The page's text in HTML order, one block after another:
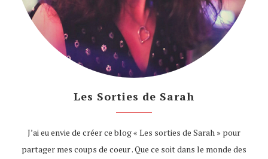
Les Sorties de Sarah
J’ai eu envie de créer ce blog « Les sorties de Sarah » pour
partager mes coups de coeur . Que ce soit dans le monde des